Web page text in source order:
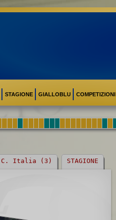
STAGIONE GIALLOBLU COMPETIZIONI
C. Italia (3) STAGIONE